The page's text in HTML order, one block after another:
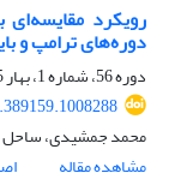
رویکرد
دور‌ه‌های ترامپ و
دوره 56، شماره 1، بهار 1405، صفحه
محمد جمشیدی، ساحل
مشاهده مقاله